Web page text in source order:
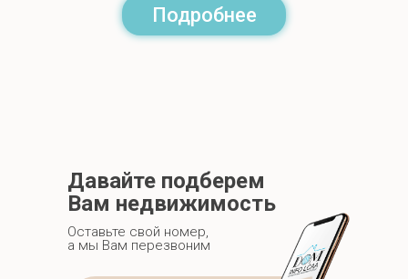
Подробнее
Давайте подберем
Вам недвижимость
Оставьте свой номер,
а мы Вам перезвоним